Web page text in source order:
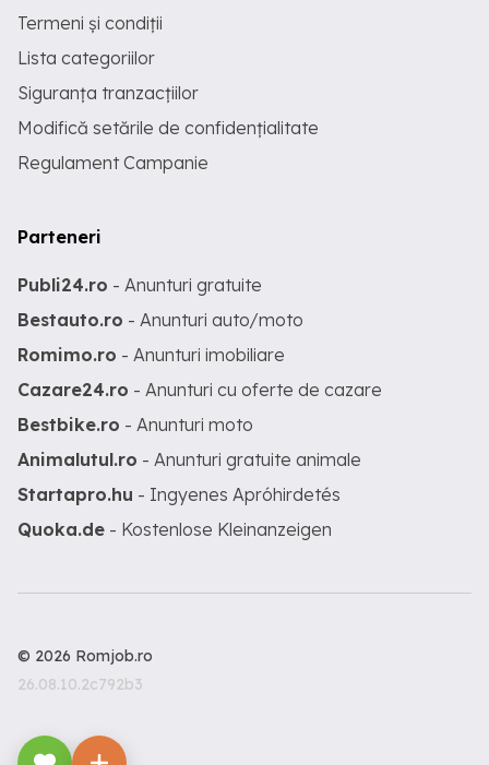
Termeni și condiții
Lista categoriilor
Siguranța tranzacțiilor
Modifică setările de confidențialitate
Regulament Campanie
Parteneri
Publi24.ro - Anunturi gratuite
Bestauto.ro - Anunturi auto/moto
Romimo.ro - Anunturi imobiliare
Cazare24.ro - Anunturi cu oferte de cazare
Bestbike.ro - Anunturi moto
Animalutul.ro - Anunturi gratuite animale
Startapro.hu - Ingyenes Apróhirdetés
Quoka.de - Kostenlose Kleinanzeigen
© 2026 Romjob.ro
26.08.10.2c792b3